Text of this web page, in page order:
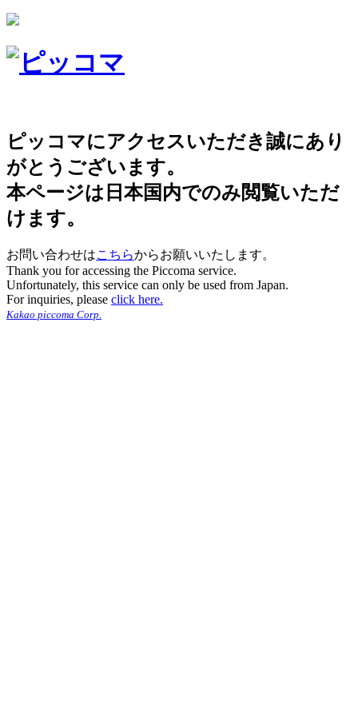
ピッコマにアクセスいただき誠にあり
がとうございます。
本ページは日本国内でのみ閲覧いただ
けます。
お問い合わせはこちらからお願いいたします。
Thank you for accessing the Piccoma service.
Unfortunately, this service can only be used from Japan.
For inquiries, please click here.
Kakao piccoma Corp.